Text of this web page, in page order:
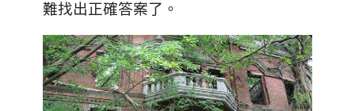
難找出正確答案了。